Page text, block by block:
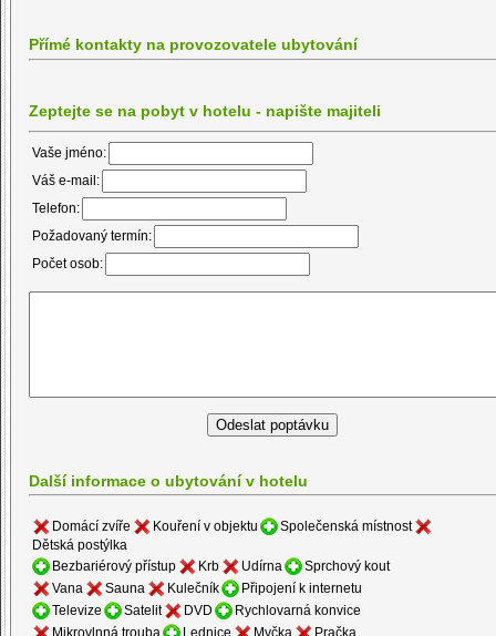
Přímé kontakty na provozovatele ubytování
Zeptejte se na pobyt v hotelu - napište majiteli
Vaše jméno:
Váš e-mail:
Telefon:
Požadovaný termín:
Počet osob:
Další informace o ubytování v hotelu
Domácí zvíře Kouření v objektu
Společenská místnost
Dětská postýlka
Bezbariérový přístup
Krb Udírna
Sprchový kout
Vana
Sauna Kulečník
Připojení k internetu
Televize
Satelit DVD
Rychlovarná konvice
Mikrovlnná trouba
Lednice Myčka Pračka